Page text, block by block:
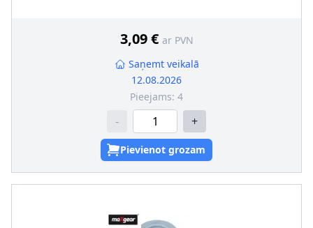
3,09 € ar PVN
Saņemt veikalā
12.08.2026
Pieejams: 4
- +
Pievienot grozam